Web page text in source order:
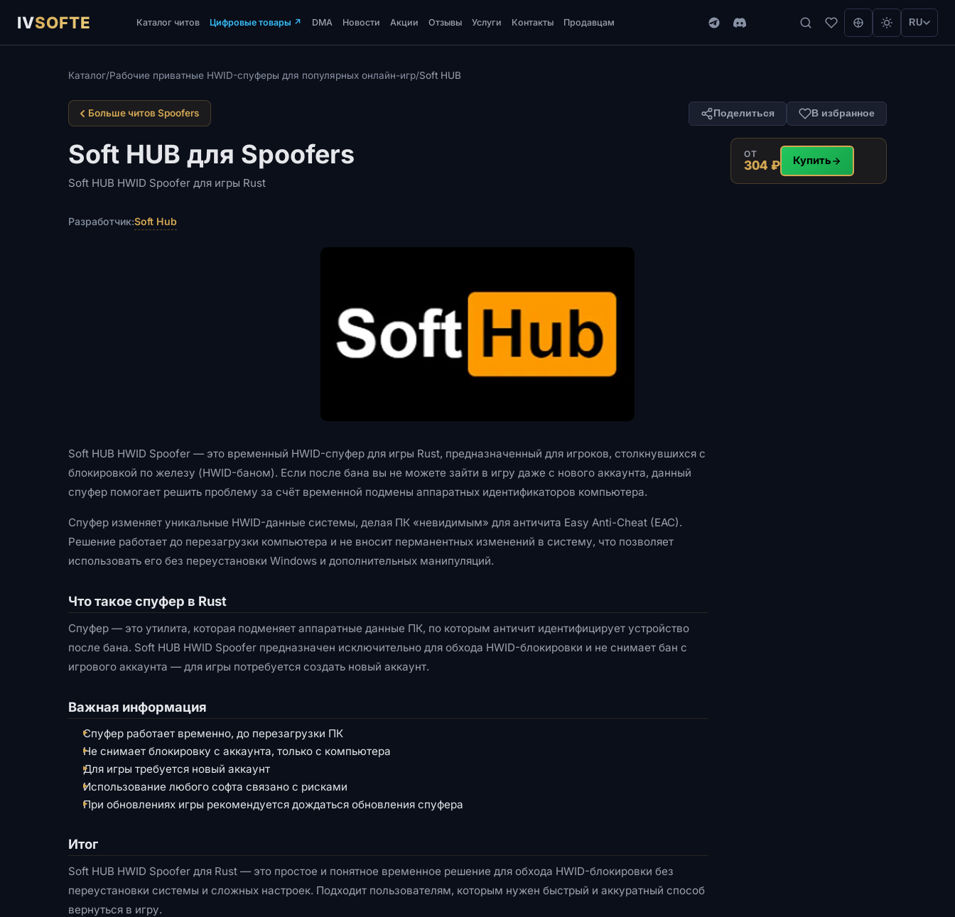
IVSOFTE Каталог читов Цифровые товары ↗ DMA Новости Акции Отзывы Услуги Контакты Продавцам RU
Каталог/Рабочие приватные HWID-спуферы для популярных онлайн-игр/Soft HUB
Больше читов Spoofers Поделиться В избранное
Soft HUB для Spoofers
Soft HUB HWID Spoofer для игры Rust
ОТ
304 ₽ Купить
Разработчик:Soft Hub
Soft HUB HWID Spoofer — это временный HWID-спуфер для игры Rust, предназначенный для игроков, столкнувшихся с
блокировкой по железу (HWID-баном). Если после бана вы не можете зайти в игру даже с нового аккаунта, данный
спуфер помогает решить проблему за счёт временной подмены аппаратных идентификаторов компьютера.
Спуфер изменяет уникальные HWID-данные системы, делая ПК «невидимым» для античита Easy Anti-Cheat (EAC).
Решение работает до перезагрузки компьютера и не вносит перманентных изменений в систему, что позволяет
использовать его без переустановки Windows и дополнительных манипуляций.
Что такое спуфер в Rust
Спуфер — это утилита, которая подменяет аппаратные данные ПК, по которым античит идентифицирует устройство
после бана. Soft HUB HWID Spoofer предназначен исключительно для обхода HWID-блокировки и не снимает бан с
игрового аккаунта — для игры потребуется создать новый аккаунт.
Важная информация
Спуфер работает временно, до перезагрузки ПК
Не снимает блокировку с аккаунта, только с компьютера
Для игры требуется новый аккаунт
Использование любого софта связано с рисками
При обновлениях игры рекомендуется дождаться обновления спуфера
Итог
Soft HUB HWID Spoofer для Rust — это простое и понятное временное решение для обхода HWID-блокировки без
переустановки системы и сложных настроек. Подходит пользователям, которым нужен быстрый и аккуратный способ
вернуться в игру.